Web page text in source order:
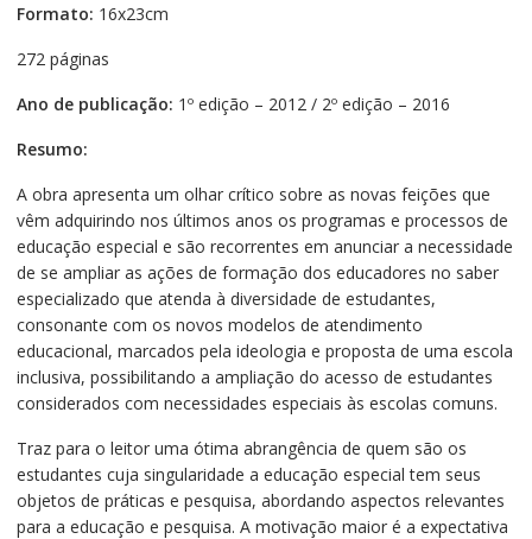
Formato: 16x23cm
272 páginas
Ano de publicação: 1º edição – 2012 / 2º edição – 2016
Resumo:
A obra apresenta um olhar crítico sobre as novas feições que
vêm adquirindo nos últimos anos os programas e processos de
educação especial e são recorrentes em anunciar a necessidade
de se ampliar as ações de formação dos educadores no saber
especializado que atenda à diversidade de estudantes,
consonante com os novos modelos de atendimento
educacional, marcados pela ideologia e proposta de uma escola
inclusiva, possibilitando a ampliação do acesso de estudantes
considerados com necessidades especiais às escolas comuns.
Traz para o leitor uma ótima abrangência de quem são os
estudantes cuja singularidade a educação especial tem seus
objetos de práticas e pesquisa, abordando aspectos relevantes
para a educação e pesquisa. A motivação maior é a expectativa